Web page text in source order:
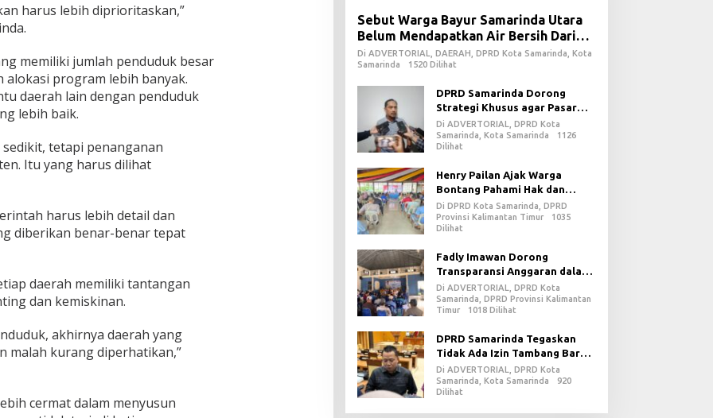
harus lebih diprioritaskan,”
memiliki jumlah penduduk besar
program lebih banyak.
daerah lain dengan penduduk
lebih baik.
tetapi penanganan
Itu yang harus dilihat
harus lebih detail dan
diberikan benar-benar tepat
daerah memiliki tantangan
dan kemiskinan.
akhirnya daerah yang
malah kurang diperhatikan,”
cermat dalam menyusun
Sebut Warga Bayur Samarinda Utara
Belum Mendapatkan Air Bersih Dari
PDAM
Di ADVERTORIAL, DAERAH, DPRD Kota Samarinda, Kota
Samarinda
1520 Dilihat
DPRD Samarinda Dorong
Strategi Khusus agar Pasar
Pagi Kembali Ramai Pasca
Revitalisasi
Di ADVERTORIAL, DPRD Kota
Samarinda, Kota Samarinda
1126
Dilihat
Henry Pailan Ajak Warga
Bontang Pahami Hak dan
Kewajiban dalam Demokrasi
Di DPRD Kota Samarinda, DPRD
Provinsi Kalimantan Timur
1035
Dilihat
Fadly Imawan Dorong
Transparansi Anggaran dalam
Penguatan Demokrasi Daerah
di PPU
Di ADVERTORIAL, DPRD Kota
Samarinda, DPRD Provinsi Kalimantan
Timur
1018 Dilihat
DPRD Samarinda Tegaskan
Tidak Ada Izin Tambang Baru
pada 2026
Di ADVERTORIAL, DPRD Kota
Samarinda, Kota Samarinda
920
Dilihat